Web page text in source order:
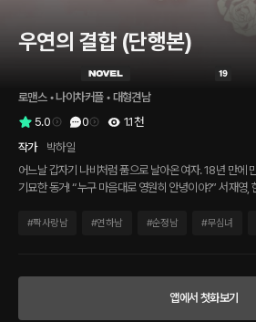
우연의 결합 (단행본)
로맨스 • 나이차커플 • 대형견남
5.0
0 1.1천
작가
박하일
어느날 갑자기 나비처럼 품으로 날아온 여자. 18년 만에 만난 두 사람. 그들의 기한 한정,
기묘한 동거! “누구 마음대로 영원히 안녕이야?” 서재영, 한 번 내 품으로 들어온 너를 그
#짝사랑남 #연하남 #순정남 #무심녀
앱에서 첫화보기